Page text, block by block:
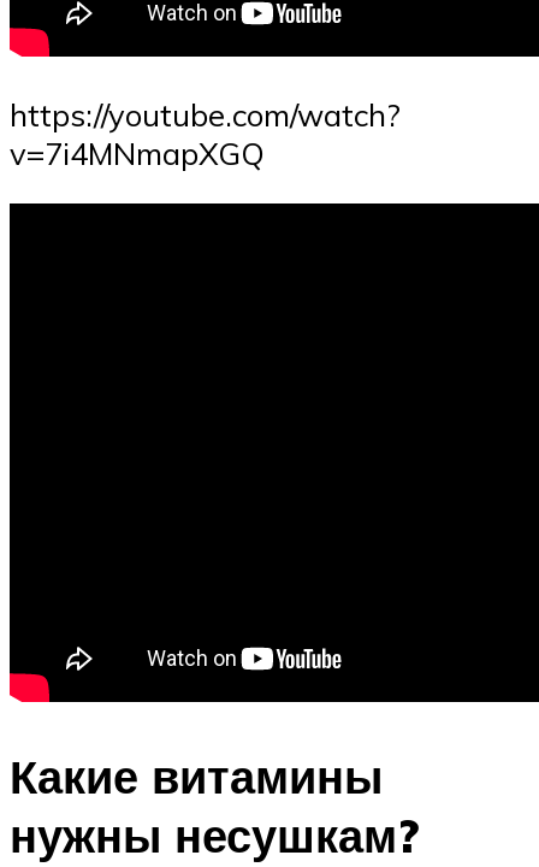
https://youtube.com/watch?
v=7i4MNmapXGQ
Какие витамины
нужны несушкам?